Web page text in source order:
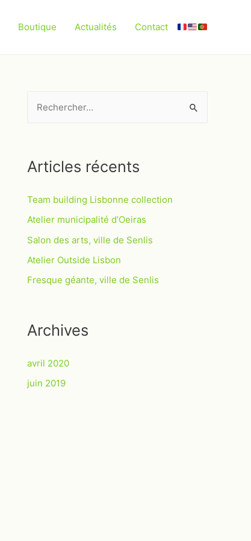
Boutique Actualités Contact
Articles récents
Team building Lisbonne collection
Atelier municipalité d’Oeiras
Salon des arts, ville de Senlis
Atelier Outside Lisbon
Fresque géante, ville de Senlis
Archives
avril 2020
juin 2019